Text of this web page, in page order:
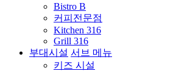
Bistro B
커피전문점
Kitchen 316
Grill 316
부대시설 서브 메뉴
키즈 시설